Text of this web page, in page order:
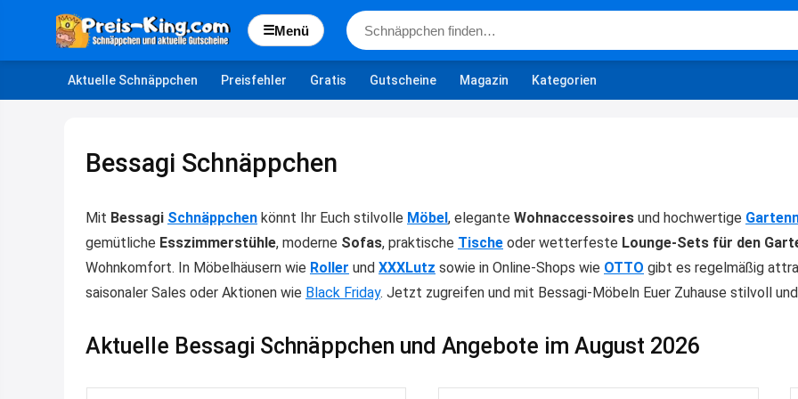
☰Menü
Aktuelle Schnäppchen Preisfehler Gratis Gutscheine Magazin Kategorien
Bessagi Schnäppchen
Mit Bessagi Schnäppchen könnt Ihr Euch stilvolle Möbel, elegante Wohnaccessoires und hochwertige
gemütliche Esszimmerstühle, moderne Sofas, praktische Tische oder wetterfeste Lounge-Sets für den
Wohnkomfort. In Möbelhäusern wie Roller und XXXLutz sowie in Online-Shops wie OTTO gibt es regelmäßig
saisonaler Sales oder Aktionen wie Black Friday. Jetzt zugreifen und mit Bessagi-Möbeln Euer Zuhause stilvoll
Aktuelle Bessagi Schnäppchen und Angebote im August 2026